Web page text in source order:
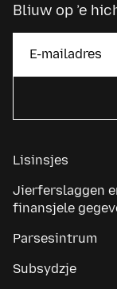
Bliuw op ’e
Lisinsjes
Jierferslaggen
finansjele
Parsesintrum
Subsydzje